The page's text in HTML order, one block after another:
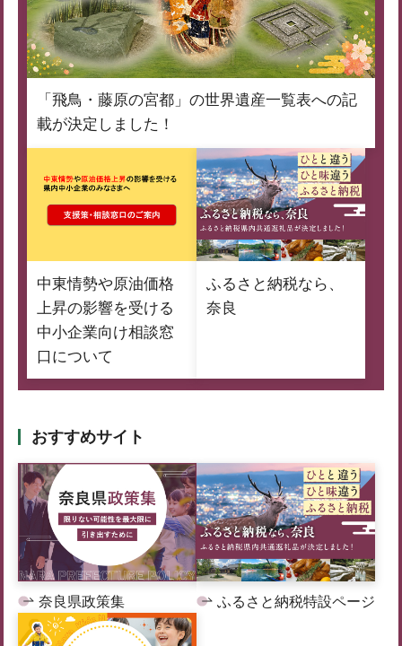
「飛鳥・藤原の宮都」の世界遺産一覧表への記
載が決定しました！
中東情勢や原油価格
上昇の影響を受ける
中小企業向け相談窓
口について
ふるさと納税なら、
奈良
おすすめサイト
奈良県政策集 ふるさと納税特設ページ